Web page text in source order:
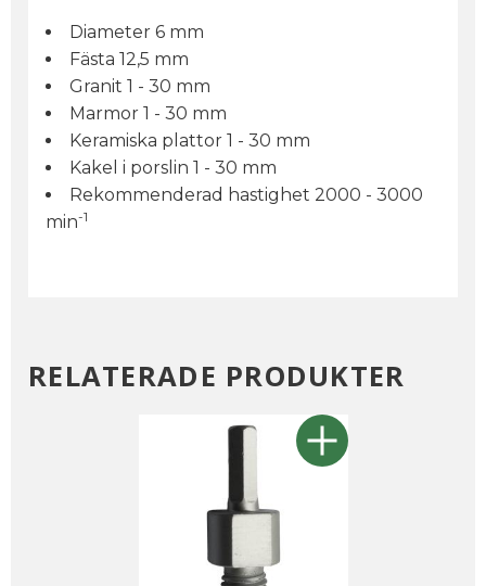
Diameter 6 mm
Fästa 12,5 mm
Granit 1 - 30 mm
Marmor 1 - 30 mm
Keramiska plattor 1 - 30 mm
Kakel i porslin 1 - 30 mm
Rekommenderad hastighet 2000 - 3000
min-1
RELATERADE PRODUKTER